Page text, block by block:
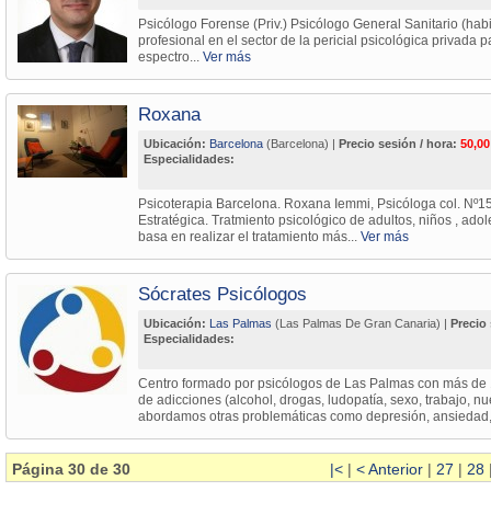
Psicólogo Forense (Priv.) Psicólogo General Sanitario
profesional en el sector de la pericial psicológica privada
espectro... Ver más
Roxana
Ubicación: Barcelona (Barcelona) | Precio sesión / hora:
Especialidades:
Psicoterapia Barcelona. Roxana Iemmi, Psicóloga col.
Estratégica. Tratmiento psicológico de adultos, niños ,
basa en realizar el tratamiento más... Ver más
Sócrates Psicólogos
Ubicación: Las Palmas (Las Palmas De Gran Canaria) | Precio
Especialidades:
Centro formado por psicólogos de Las Palmas con más
de adicciones (alcohol, drogas, ludopatía, sexo, trabajo,
abordamos otras problemáticas como depresión,
Página 30 de 30 |<| < Anterior| 27 | 28